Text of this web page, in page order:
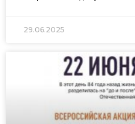
29.06.2025